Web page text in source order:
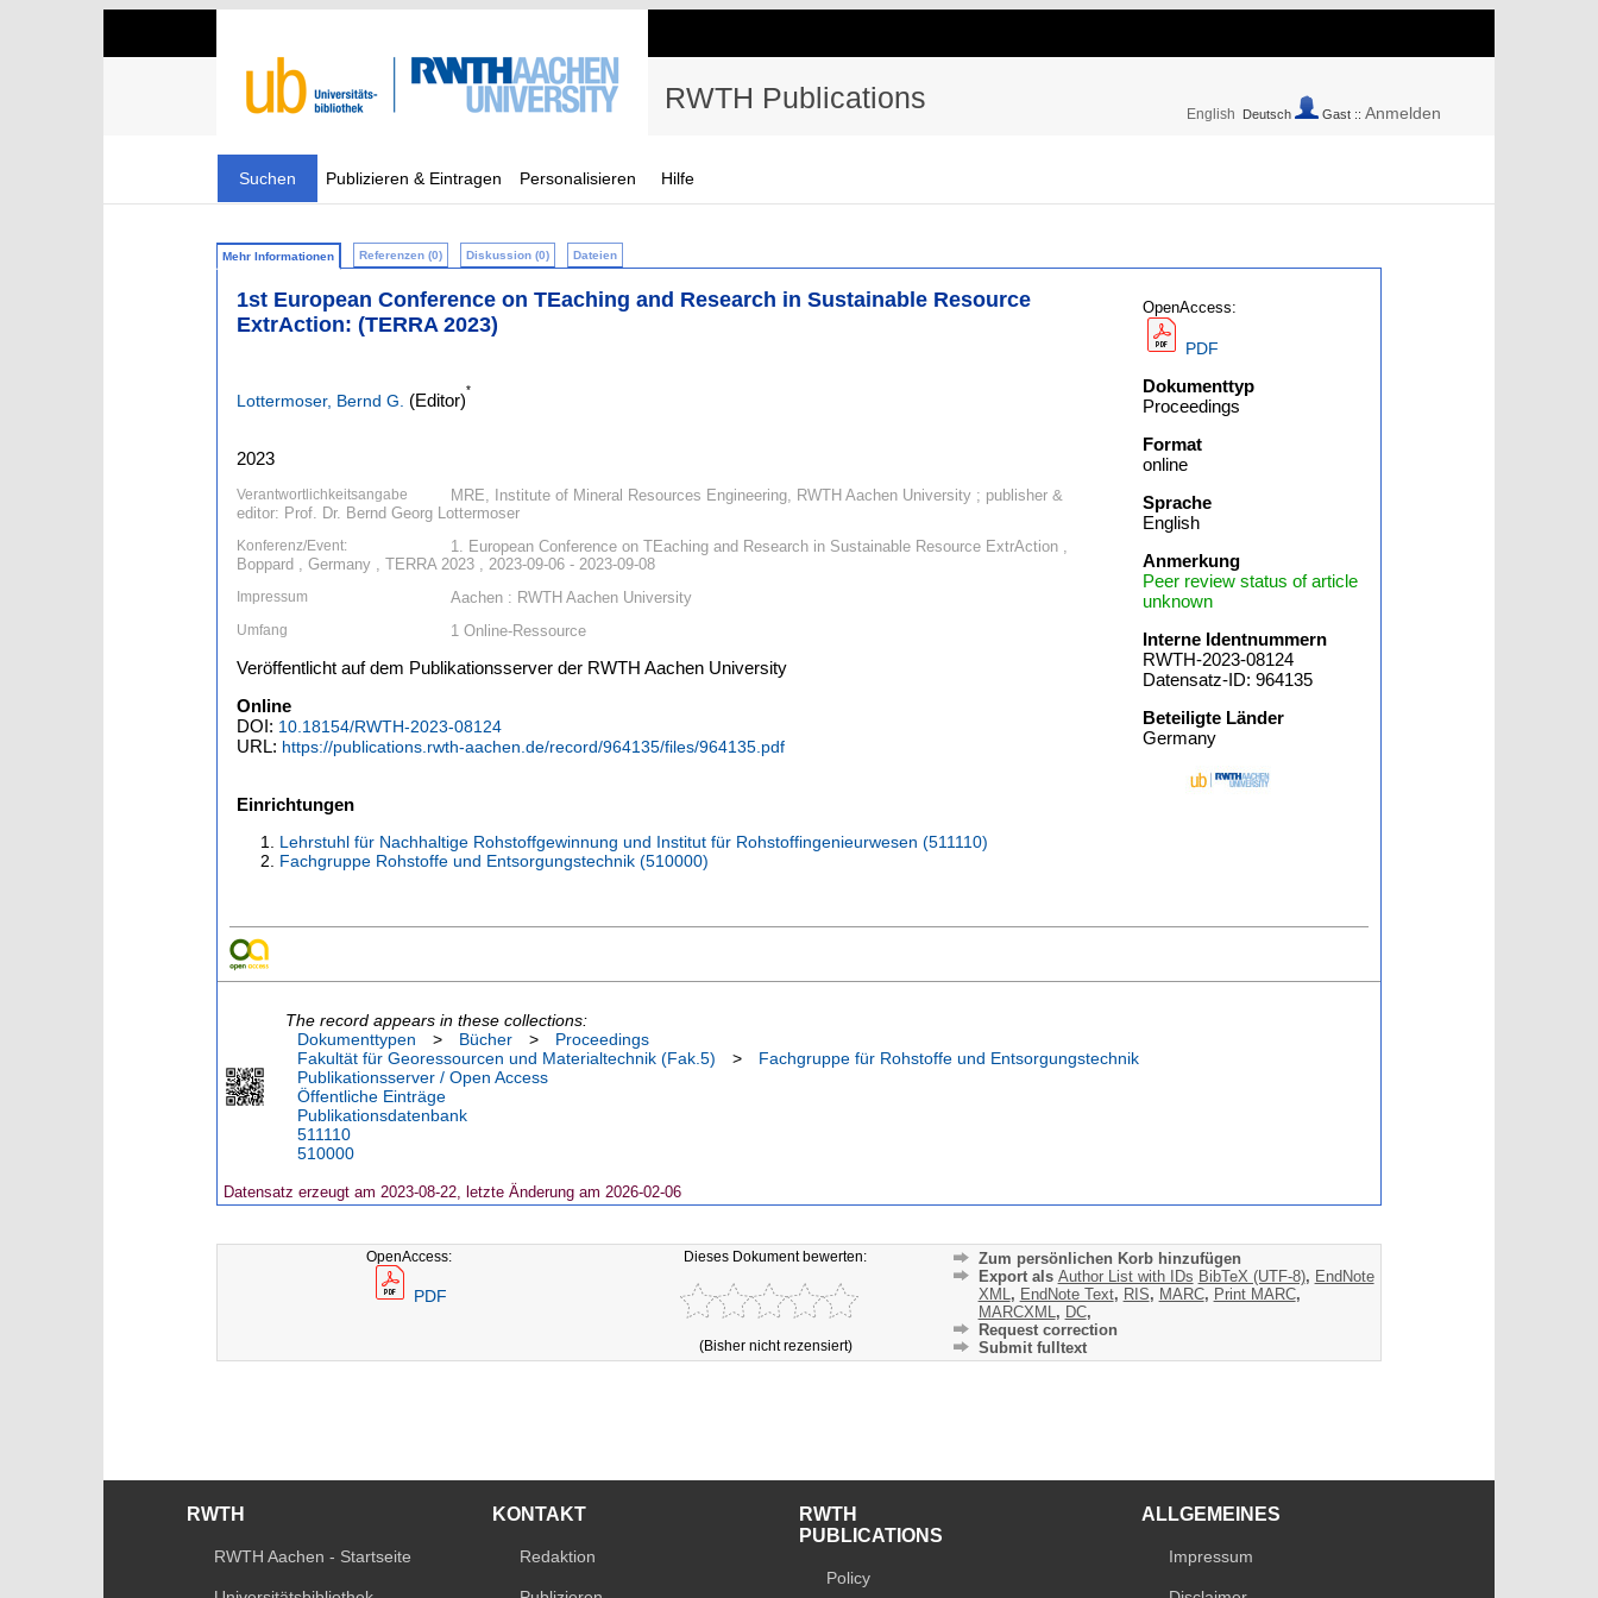
RWTH Publications English Deutsch Gast :: Anmelden
Suchen Publizieren & Eintragen Personalisieren Hilfe
Mehr Informationen Referenzen (0) Diskussion (0) Dateien
1st European Conference on TEaching and Research in Sustainable Resource
ExtrAction: (TERRA 2023)
Lottermoser, Bernd G. (Editor)
*
2023
Verantwortlichkeitsangabe
MRE, Institute of Mineral Resources Engineering, RWTH Aachen University ; publisher &
editor: Prof. Dr. Bernd Georg Lottermoser
Konferenz/Event:
1. European Conference on TEaching and Research in Sustainable Resource ExtrAction ,
Boppard , Germany , TERRA 2023 , 2023-09-06 - 2023-09-08
Impressum Aachen : RWTH Aachen University
Umfang 1 Online-Ressource
Veröffentlicht auf dem Publikationsserver der RWTH Aachen University
Online
DOI: 10.18154/RWTH-2023-08124
URL: https://publications.rwth-aachen.de/record/964135/files/964135.pdf
Einrichtungen
Lehrstuhl für Nachhaltige Rohstoffgewinnung und Institut für Rohstoffingenieurwesen (511110)
Fachgruppe Rohstoffe und Entsorgungstechnik (510000)
OpenAccess:
PDF
Dokumenttyp
Proceedings
Format
online
Sprache
English
Anmerkung
Peer review status of article
unknown
Interne Identnummern
RWTH-2023-08124
Datensatz-ID: 964135
Beteiligte Länder
Germany
The record appears in these collections:
Dokumenttypen
> Bücher >
Proceedings
Fakultät für Georessourcen und Materialtechnik (Fak.5)
>
Fachgruppe für Rohstoffe und Entsorgungstechnik
Publikationsserver / Open Access
Öffentliche Einträge
Publikationsdatenbank
511110
510000
Datensatz erzeugt am 2023-08-22, letzte Änderung am 2026-02-06
OpenAccess:
PDF
Dieses Dokument bewerten:
(Bisher nicht rezensiert)
Zum persönlichen Korb hinzufügen
Export als Author List with IDs BibTeX (UTF-8), EndNote
XML , EndNote Text, RIS, MARC, Print MARC,
MARCXML , DC,
Request correction
Submit fulltext
RWTH
RWTH Aachen - Startseite
KONTAKT
Redaktion
RWTH
PUBLICATIONS
Policy
ALLGEMEINES
Impressum